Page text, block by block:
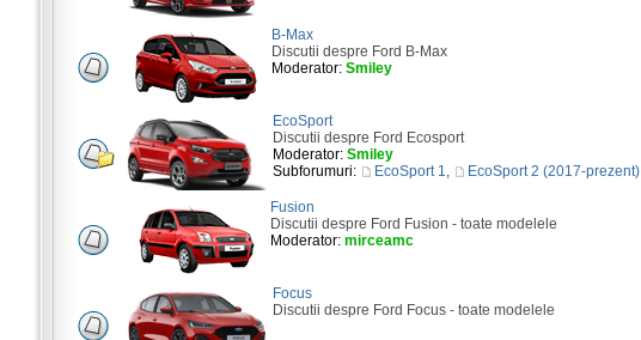
B-Max
Discutii despre Ford B-Max
Moderator: Smiley
EcoSport
Discutii despre Ford Ecosport
Moderator: Smiley
Subforumuri:
EcoSport 1, EcoSport 2 (2017-prezent)
Fusion
Discutii despre Ford Fusion - toate modelele
Moderator: mirceamc
Focus
Discutii despre Ford Focus - toate modelele